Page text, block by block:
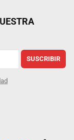
SUSCRIBIR